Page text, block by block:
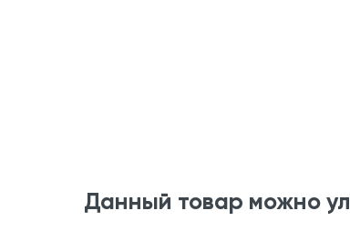
Данный товар можно